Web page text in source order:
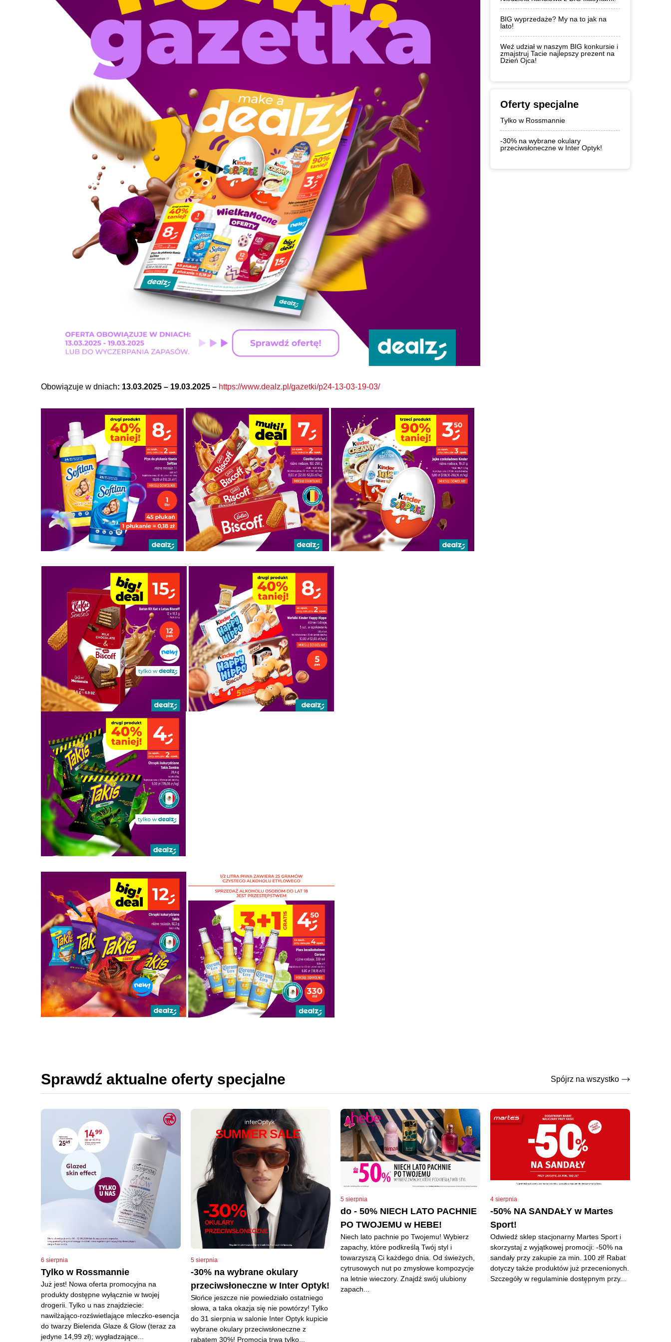
Obowiązuje w dniach: 13.03.2025 – 19.03.2025 – https://www.dealz.pl/gazetki/p24-13-03-19-03/
BIG wyprzedaże? My na to jak na
lato!
Weź udział w naszym BIG konkursie i
zmajstruj Tacie najlepszy prezent na
Dzień Ojca!
Oferty specjalne
Tylko w Rossmannie
-30% na wybrane okulary
przeciwsłoneczne w Inter Optyk!
Sprawdź aktualne oferty specjalne Spójrz na wszystko
6 sierpnia
Tylko w Rossmannie
Już jest! Nowa oferta promocyjna na
produkty dostępne wyłącznie w twojej
drogerii. Tylko u nas znajdziecie:
nawilżająco-rozświetlające mleczko-esencja
do twarzy Bielenda Glaze & Glow (teraz za
jedyne 14,99 zł); wygładzające...
5 sierpnia
-30% na wybrane okulary
przeciwsłoneczne w Inter Optyk!
Słońce jeszcze nie powiedziało ostatniego
słowa, a taka okazja się nie powtórzy! Tylko
do 31 sierpnia w salonie Inter Optyk kupicie
wybrane okulary przeciwsłoneczne z
rabatem 30%! Promocja trwa tylko...
5 sierpnia
do - 50% NIECH LATO PACHNIE
PO TWOJEMU w HEBE!
Niech lato pachnie po Twojemu! Wybierz
zapachy, które podkreślą Twój styl i
towarzyszą Ci każdego dnia. Od świeżych,
cytrusowych nut po zmysłowe kompozycje
na letnie wieczory. Znajdź swój ulubiony
zapach...
4 sierpnia
-50% NA SANDAŁY w Martes
Sport!
Odwiedź sklep stacjonarny Martes Sport i
skorzystaj z wyjątkowej promocji: -50% na
sandały przy zakupie za min. 100 zł! Rabat
dotyczy także produktów już przecenionych.
Szczegóły w regulaminie dostępnym przy...